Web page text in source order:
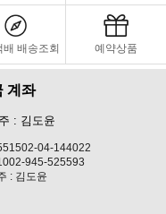
배 배송조회 예약상품
계좌
: 김도윤
04-144022
945-525593
: 김도윤